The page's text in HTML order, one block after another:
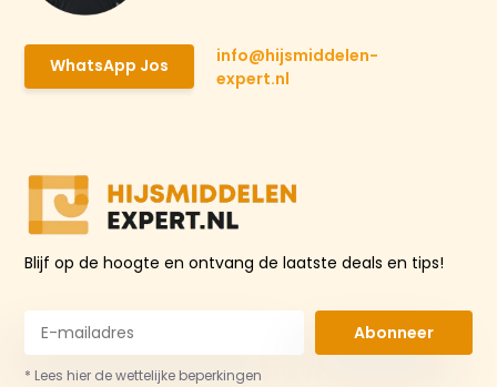
WhatsApp Jos
info@hijsmiddelen-
expert.nl
Blijf op de hoogte en ontvang de laatste deals en tips!
Abonneer
* Lees hier de wettelijke beperkingen